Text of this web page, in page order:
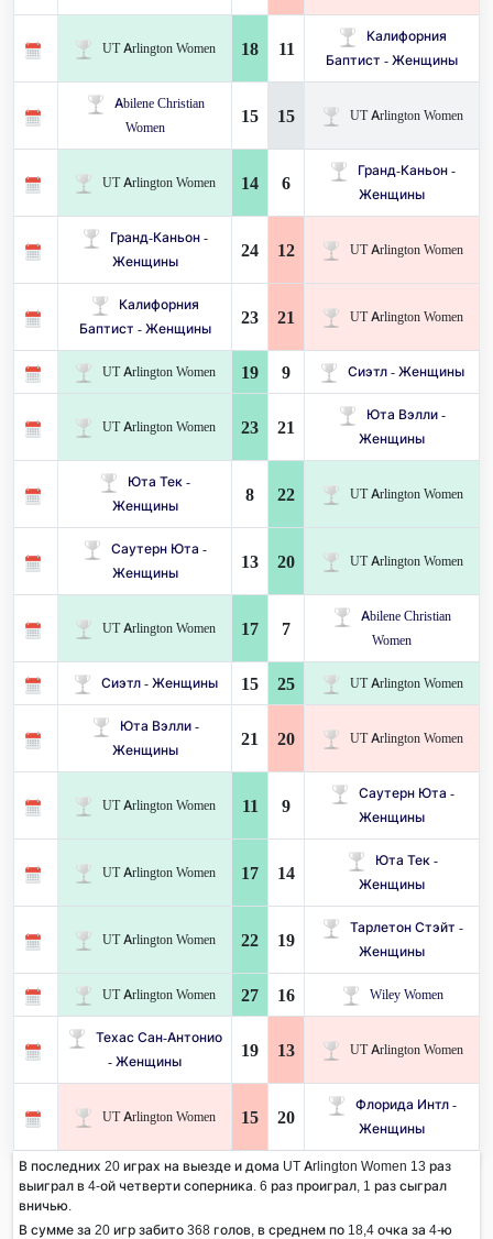
UT Arlington Women 18 11
Калифорния
Баптист - Женщины
Abilene Christian
Women
15 15 UT Arlington Women
UT Arlington Women 14 6
Гранд-Каньон -
Женщины
Гранд-Каньон -
Женщины
24 12 UT Arlington Women
Калифорния
Баптист - Женщины
23 21 UT Arlington Women
UT Arlington Women 19 9 Сиэтл - Женщины
UT Arlington Women 23 21
Юта Вэлли -
Женщины
Юта Тек -
Женщины
8 22 UT Arlington Women
Саутерн Юта -
Женщины
13 20 UT Arlington Women
UT Arlington Women 17 7
Abilene Christian
Women
Сиэтл - Женщины 15 25 UT Arlington Women
Юта Вэлли -
Женщины
21 20 UT Arlington Women
UT Arlington Women 11 9
Саутерн Юта -
Женщины
UT Arlington Women 17 14
Юта Тек -
Женщины
UT Arlington Women 22 19
Тарлетон Стэйт -
Женщины
UT Arlington Women 27 16 Wiley Women
Техас Сан-Антонио
- Женщины
19 13 UT Arlington Women
UT Arlington Women 15 20
Флорида Интл -
Женщины
В последних 20 играх на выезде и дома UT Arlington Women 13 раз
выиграл в 4-ой четверти соперника. 6 раз проиграл, 1 раз сыграл
вничью.
В сумме за 20 игр забито 368 голов, в среднем по 18,4 очка за 4-ю